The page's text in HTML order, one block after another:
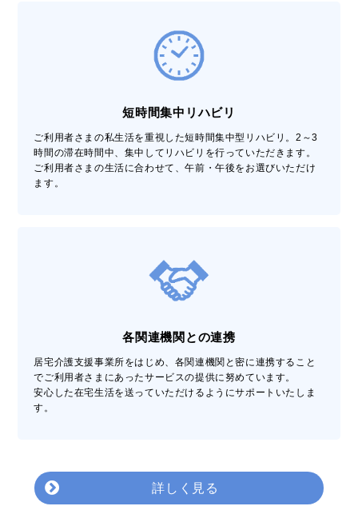
短時間集中リハビリ
ご利用者さまの私生活を重視した短時間集中型リハビリ。2～3
時間の滞在時間中、集中してリハビリを行っていただきます。
ご利用者さまの生活に合わせて、午前・午後をお選びいただけ
ます。
各関連機関との連携
居宅介護支援事業所をはじめ、各関連機関と密に連携すること
でご利用者さまにあったサービスの提供に努めています。
安心した在宅生活を送っていただけるようにサポートいたしま
す。
詳しく見る